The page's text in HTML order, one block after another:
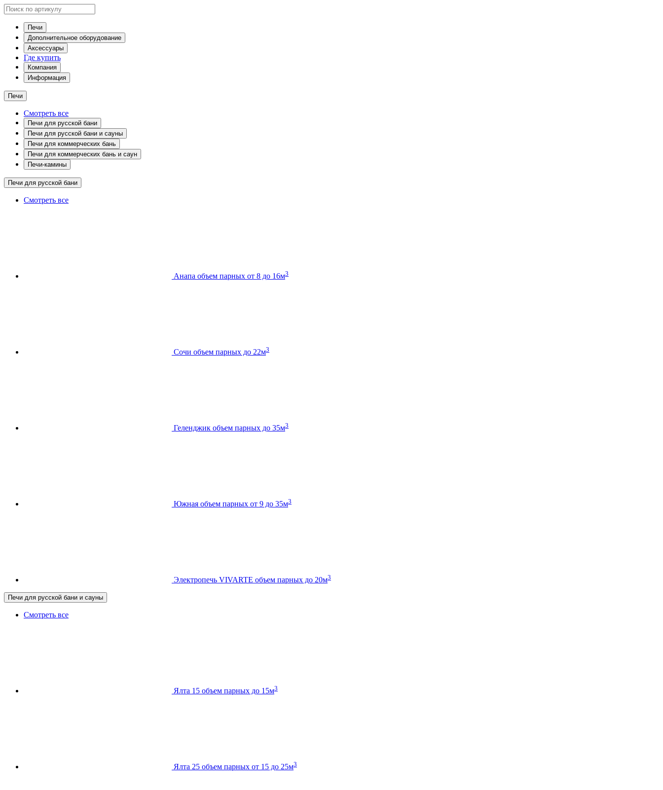
Печи
Дополнительное оборудование
Аксессуары
Где купить
Компания
Информация
Печи
Смотреть все
Печи для русской бани
Печи для русской бани и сауны
Печи для коммерческих бань
Печи для коммерческих бань и саун
Печи-камины
Печи для русской бани
Смотреть все
Анапа объем парных от 8 до 16м3
Сочи объем парных до 22м3
Геленджик объем парных до 35м3
Южная объем парных от 9 до 35м3
Электропечь VIVARTE объем парных до 20м3
Печи для русской бани и сауны
Смотреть все
Ялта 15 объем парных до 15м3
Ялта 25 объем парных от 15 до 25м3